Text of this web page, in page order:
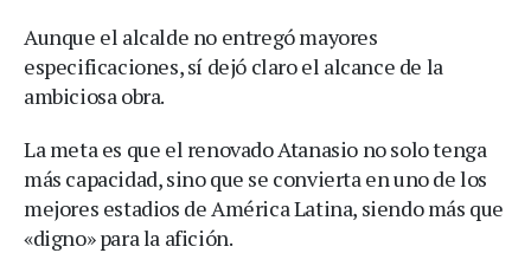
Aunque el alcalde no entregó mayores
especificaciones, sí dejó claro el alcance de la
ambiciosa obra.
La meta es que el renovado Atanasio no solo tenga
más capacidad, sino que se convierta en uno de los
mejores estadios de América Latina, siendo más que
«digno» para la afición.